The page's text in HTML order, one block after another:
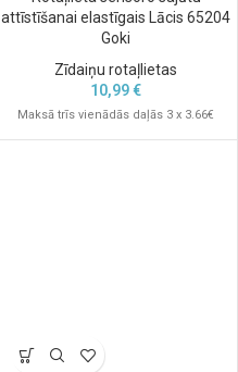
attīstīšanai elastīgais Lācis 65204
Goki
Zīdaiņu rotaļlietas
10,99€
Maksā trīs vienādās daļās 3 x 3.66€